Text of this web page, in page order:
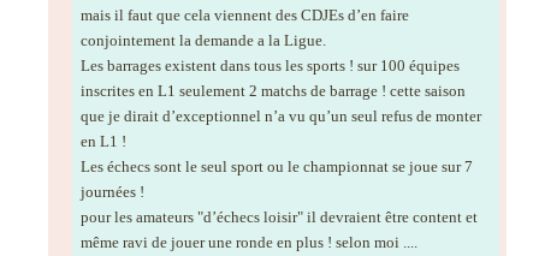
mais il faut que cela viennent des CDJEs d’en faire
conjointement la demande a la Ligue.
Les barrages existent dans tous les sports ! sur 100 équipes
inscrites en L1 seulement 2 matchs de barrage ! cette saison
que je dirait d’exceptionnel n’a vu qu’un seul refus de monter
en L1 !
Les échecs sont le seul sport ou le championnat se joue sur 7
journées !
pour les amateurs "d’échecs loisir" il devraient être content et
même ravi de jouer une ronde en plus ! selon moi ....